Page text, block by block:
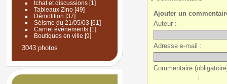
tchat et discussions[1]
Tableaux Zino[49]
Démolition [37]
Séisme du 21/05/03 [61]
Carnet événements[1]
Boutiques en ville [9]
3043 photos
Ajouter un
Auteur :
Adresse e-mail :
Commentaire
|